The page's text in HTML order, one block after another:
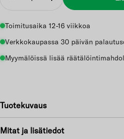
Vähennä Lisää
Toimitusaika 12-16 viikkoa
Verkkokaupassa 30 päivän
Myymälöissä lisää
Tuotekuvaus
Mitat ja lisätiedot